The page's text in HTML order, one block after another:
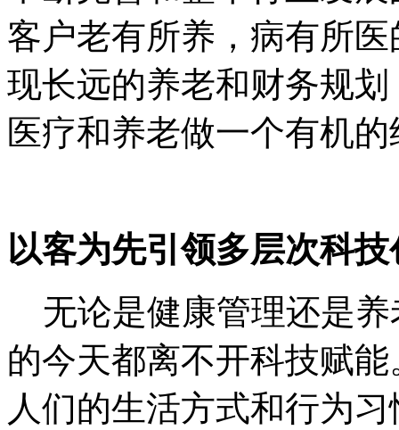
客户老有所养，病有所
现长远的养老和财务规
医疗和养老做一个有机
以客为先引领多层次科技
无论是健康管理还是养
的今天都离不开科技赋
人们的生活方式和行为